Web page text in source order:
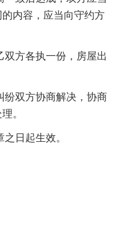
内容，应当向守约方
双方各执一份，房屋出
纷双方协商解决，协商
。
日起生效。